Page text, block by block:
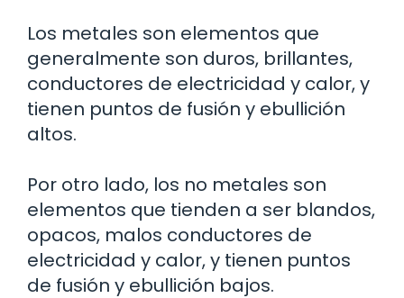
Los metales son elementos que
generalmente son duros, brillantes,
conductores de electricidad y calor, y
tienen puntos de fusión y ebullición
altos.
Por otro lado, los no metales son
elementos que tienden a ser blandos,
opacos, malos conductores de
electricidad y calor, y tienen puntos
de fusión y ebullición bajos.